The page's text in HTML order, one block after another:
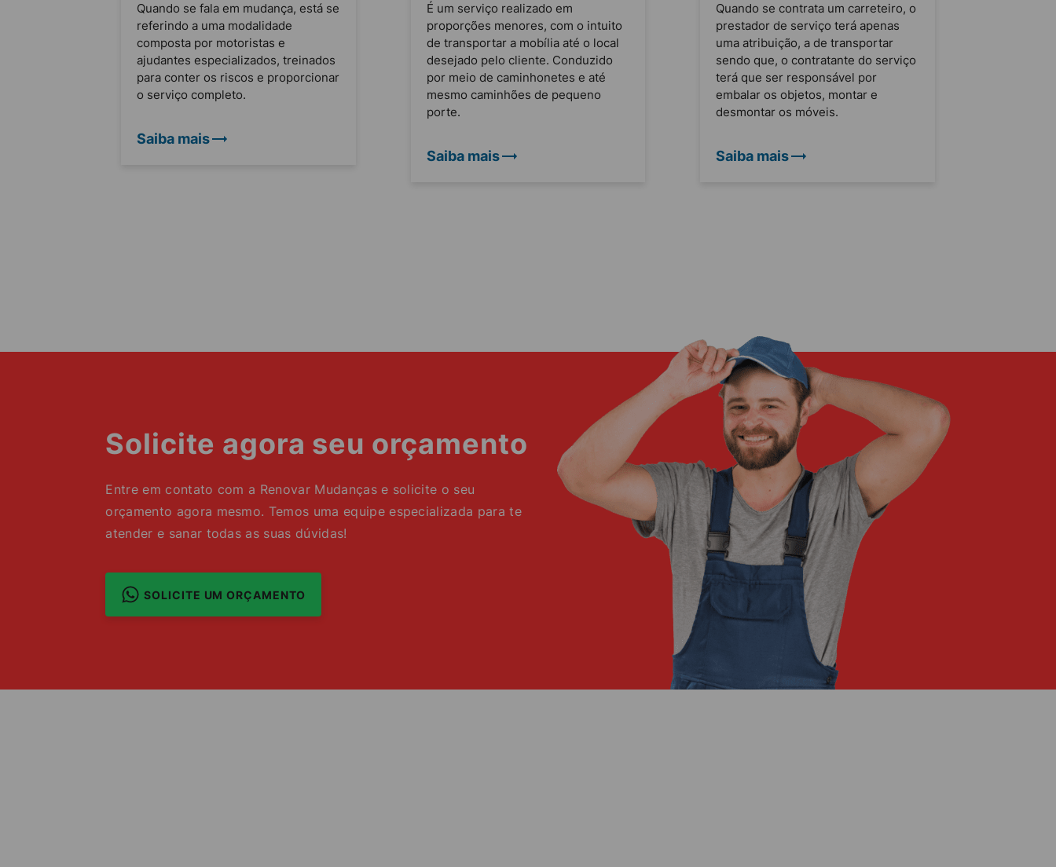
Quando se fala em mudança, está se
referindo a uma modalidade
composta por motoristas e
ajudantes especializados, treinados
para conter os riscos e proporcionar
o serviço completo.
Saiba mais
É um serviço realizado em
proporções menores, com o intuito
de transportar a mobília até o local
desejado pelo cliente. Conduzido
por meio de caminhonetes e até
mesmo caminhões de pequeno
porte.
Saiba mais
Quando se contrata um carreteiro, o
prestador de serviço terá apenas
uma atribuição, a de transportar
sendo que, o contratante do serviço
terá que ser responsável por
embalar os objetos, montar e
desmontar os móveis.
Saiba mais
Solicite agora seu orçamento
Entre em contato com a Renovar Mudanças e solicite o seu
orçamento agora mesmo. Temos uma equipe especializada para te
atender e sanar todas as suas dúvidas!
SOLICITE UM ORÇAMENTO